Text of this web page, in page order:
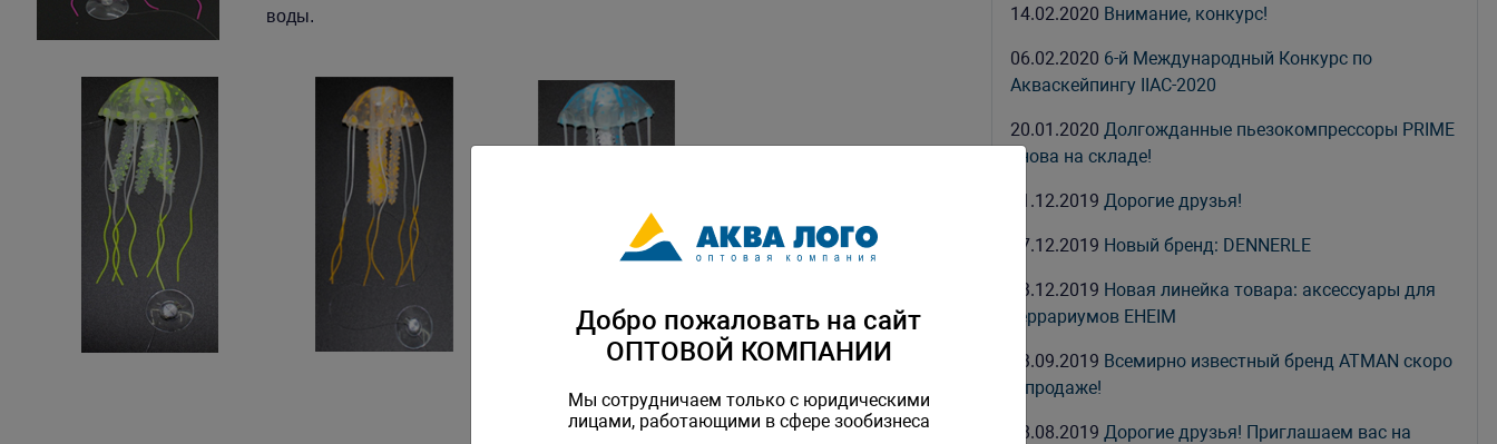
воды.
14.02.2020 Внимание, конкурс!
06.02.2020 6-й Международный Конкурс по
Акваскейпингу IIAC-2020
20.01.2020Долгожданные пьезокомпрессоры PRIME
снова на складе!
31.12.2019Дорогие друзья!
27.12.2019 Новый бренд: DENNERLE
13.12.2019 Новая линейка товара: аксессуары для
террариумов EHEIM
13.09.2019 Всемирно известный бренд ATMAN скоро
в продаже!
28.08.2019Дорогие друзья! Приглашаем вас на
Добро пожаловать на сайт
ОПТОВОЙ КОМПАНИИ
Мы сотрудничаем только с юридическими
лицами, работающими в сфере зообизнеса